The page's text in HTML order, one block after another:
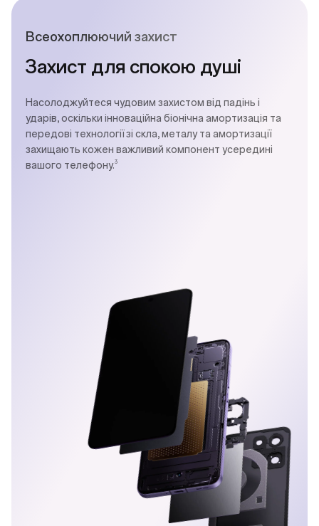
Всеохоплюючий захист
Захист для спокою душі
Насолоджуйтеся чудовим захистом від падінь і
ударів, оскільки інноваційна біонічна амортизація та
передові технології зі скла, металу та амортизації
захищають кожен важливий компонент усередині
вашого телефону.3